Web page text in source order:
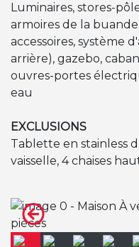
Luminaires, stores-
armoires de la
accessoires, système
arrière), gazebo,
ouvres-portes
eau
EXCLUSIONS
Tablette en stainless
vaisselle, 4 chaises